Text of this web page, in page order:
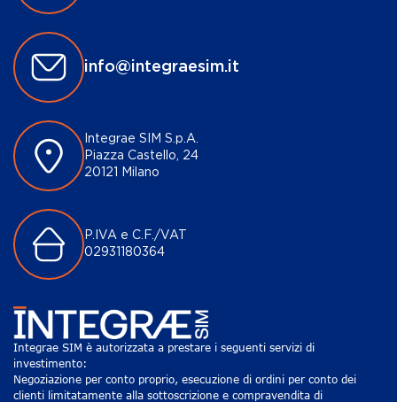
info@integraesim.it
Integrae SIM S.p.A.
Piazza Castello, 24
20121 Milano
P.IVA e C.F./VAT
02931180364
Integrae SIM è autorizzata a prestare i seguenti servizi di
investimento:
Negoziazione per conto proprio, esecuzione di ordini per conto dei
clienti limitatamente alla sottoscrizione e compravendita di